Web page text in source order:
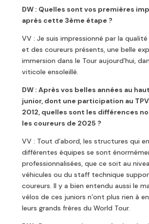
DW : Quelles sont vos premières
après cette 3ème étape ?
VV : Je suis impressionné par la
et des coureurs présents, une belle
immersion dans le Tour aujourd’hui,
viticole ensoleillé.
DW : Après vos belles années au
junior, dont une participation au
2012, quelles sont les différences
les coureurs de 2025 ?
VV : Tout d’abord, les structures qui
différentes équipes se sont
professionnalisées, que ce soit au
véhicules ou du staff technique
coureurs. Il y a bien entendu aussi le
vélos de ces juniors n’ont plus rien à
leurs grands frères du World Tour.